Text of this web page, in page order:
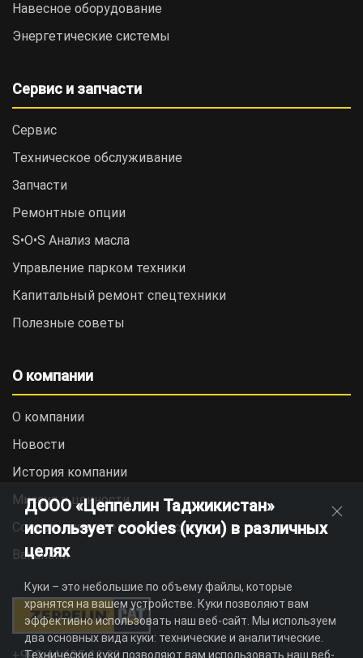
Навесное оборудование
Энергетические системы
Сервис и запчасти
Сервис
Техническое обслуживание
Запчасти
Ремонтные опции
S•O•S Анализ масла
Управление парком техники
Капитальный ремонт спецтехники
Полезные советы
О компании
О компании
Новости
История компании
Миссия и ценности
Социальная ответственность
Вакансии
ДООО «Цеппелин Таджикистан»
использует cookies (куки) в различных
целях
Куки – это небольшие по объему файлы, которые
хранятся на вашем устройстве. Куки позволяют вам
эффективно использовать наш веб-сайт. Мы используем
два основных вида куки: технические и аналитические.
Технические куки позволяют вам использовать наш веб-